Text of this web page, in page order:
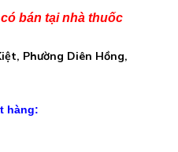
ruột
bán tại nhà thuốc
Phường Diên Hồng,
hàng: